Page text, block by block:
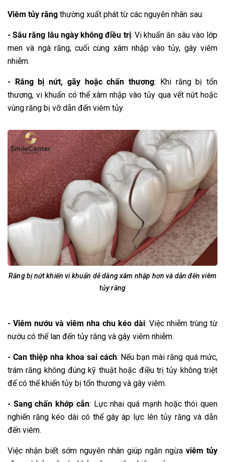
Viêm tủy răng thường xuất phát từ các nguyên nhân sau:
- Sâu răng lâu ngày không điều trị: Vi khuẩn ăn sâu vào lớp
men và ngà răng, cuối cùng xâm nhập vào tủy, gây viêm
nhiễm.
- Răng bị nứt, gãy hoặc chấn thương: Khi răng bị tổn
thương, vi khuẩn có thể xâm nhập vào tủy qua vết nứt hoặc
vùng răng bị vỡ dẫn đến viêm tủy.
Răng bị nứt khiến vi khuẩn dễ dàng xâm nhập hơn và dẫn đến viêm
tủy răng
- Viêm nướu và viêm nha chu kéo dài: Việc nhiễm trùng từ
nướu có thể lan đến tủy răng và gây viêm nhiễm.
- Can thiệp nha khoa sai cách: Nếu bạn mài răng quá mức,
trám răng không đúng kỹ thuật hoặc điều trị tủy không triệt
để có thể khiến tủy bị tổn thương và gây viêm.
- Sang chấn khớp cắn: Lực nhai quá mạnh hoặc thói quen
nghiến răng kéo dài có thể gây áp lực lên tủy răng và dẫn
đến viêm.
Việc nhận biết sớm nguyên nhân giúp ngăn ngừa viêm tủy